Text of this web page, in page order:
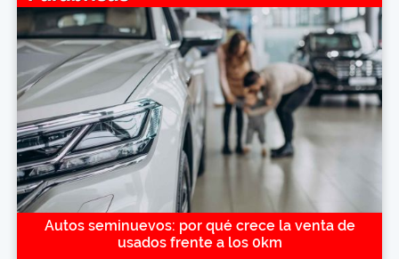
Autos seminuevos: por qué crece la venta de
usados frente a los 0km